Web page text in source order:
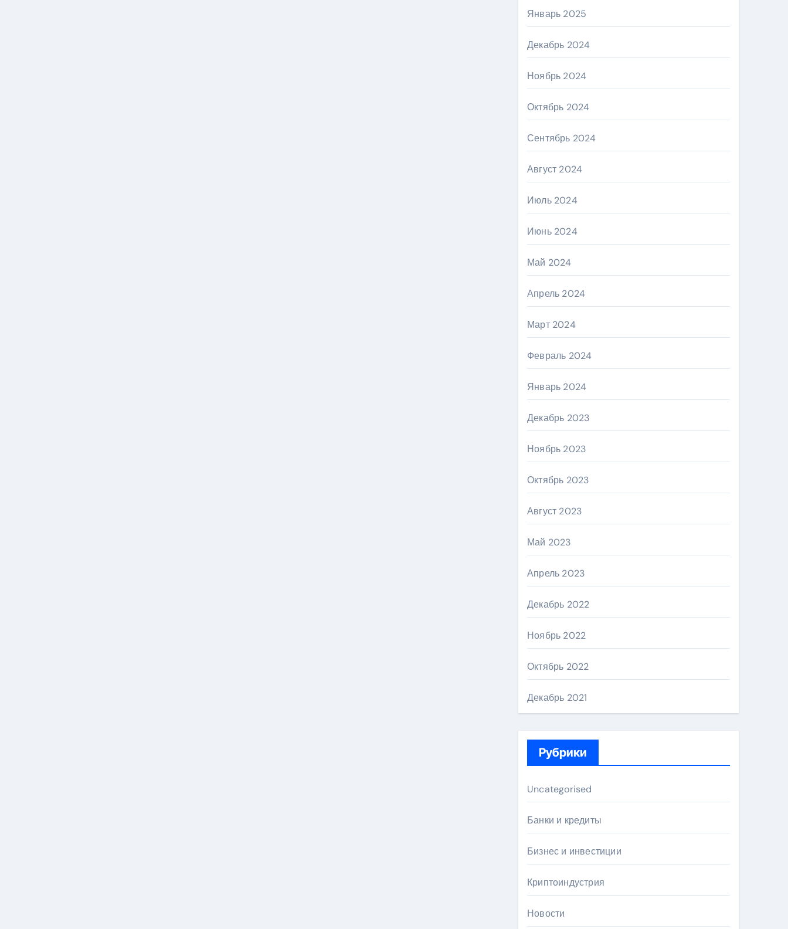
Январь 2025
Декабрь 2024
Ноябрь 2024
Октябрь 2024
Сентябрь 2024
Август 2024
Июль 2024
Июнь 2024
Май 2024
Апрель 2024
Март 2024
Февраль 2024
Январь 2024
Декабрь 2023
Ноябрь 2023
Октябрь 2023
Август 2023
Май 2023
Апрель 2023
Декабрь 2022
Ноябрь 2022
Октябрь 2022
Декабрь 2021
Рубрики
Uncategorised
Банки и кредиты
Бизнес и инвестиции
Криптоиндустрия
Новости